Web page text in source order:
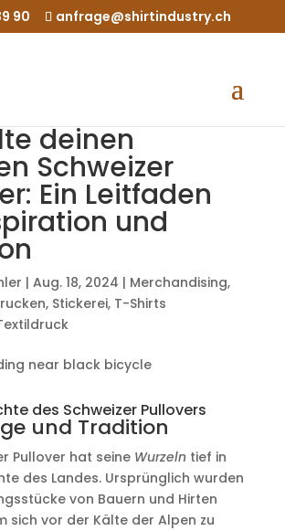
90 anfrage@shirtindustry.ch
deinen
Schweizer
Ein Leitfaden
und
| Aug. 18, 2024 | Merchandising,
, Stickerei, T-Shirts
des Schweizer Pullovers
und Tradition
Pullover hat seine Wurzelntief in
des Landes. Ursprünglich wurden
von Bauern und Hirten
sich vor der Kälte der Alpen zu